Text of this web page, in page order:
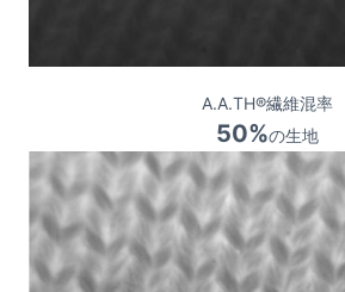
A.A.TH®繊維混率
50%の生地